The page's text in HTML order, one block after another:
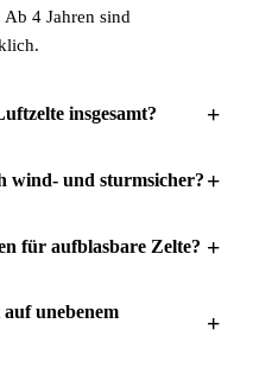
4 Jahren sind
insgesamt? +
wind- und sturmsicher? +
für aufblasbare Zelte? +
unebenem
+